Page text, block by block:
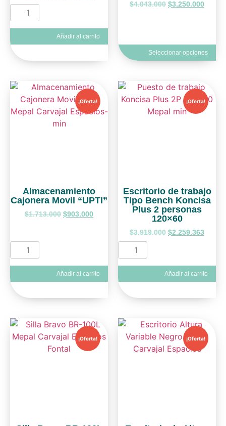
Añadir al carrito
$4.043.000 $3.250.000
Seleccionar opciones
¡Oferta!
Almacenamiento
Cajonera Movil “UPTI”
$1.713.000 $903.000
Añadir al carrito
¡Oferta!
Escritorio de trabajo
Tipo Bench Koncisa
Plus 2 personas
120×60
$3.919.000 $2.259.363
Añadir al carrito
¡Oferta! ¡Oferta!